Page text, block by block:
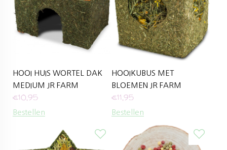
HOOI HUIS WORTEL DAK
MEDIUM JR FARM
€10,95
Bestellen
HOOIKUBUS MET
BLOEMEN JR FARM
€11,95
Bestellen